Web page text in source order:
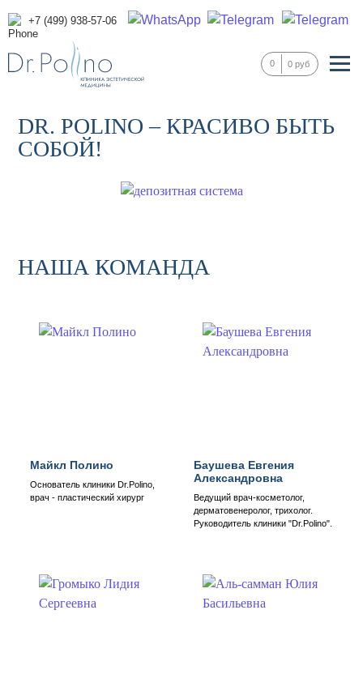
+7 (499) 938-57-06
0 0 руб
DR. POLINO – КРАСИВО БЫТЬ
СОБОЙ!
НАША КОМАНДА
Майкл Полино
Основатель клиники Dr.Polino,
врач - пластический хирург
Баушева Евгения
Александровна
Ведущий врач-косметолог,
дерматовенеролог, трихолог.
Руководитель клиники "Dr.Polino".